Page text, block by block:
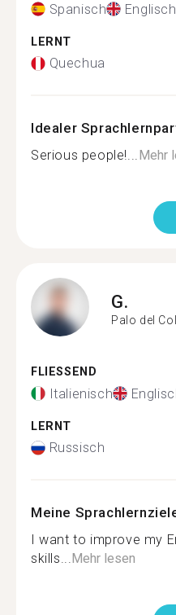
Spanisch Englisch
LERNT
Quechua
Idealer
Serious people!...Mehr
G.
Palo del
FLIESSEND
Italienisch
LERNT
Russisch
Meine
I want to improve my
skills...Mehr lesen